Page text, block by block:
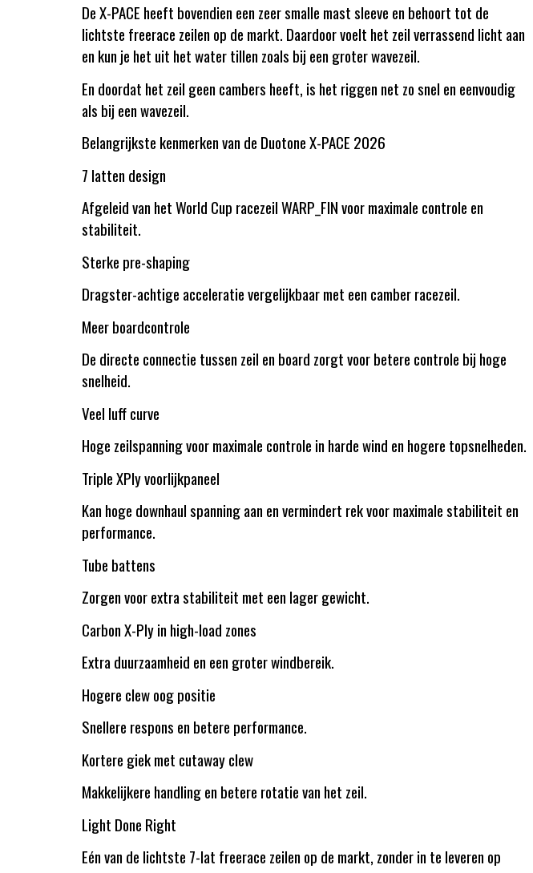
De X-PACE heeft bovendien een zeer smalle mast sleeve en behoort tot de
lichtste freerace zeilen op de markt. Daardoor voelt het zeil verrassend licht aan
en kun je het uit het water tillen zoals bij een groter wavezeil.
En doordat het zeil geen cambers heeft, is het riggen net zo snel en eenvoudig
als bij een wavezeil.
Belangrijkste kenmerken van de Duotone X-PACE 2026
7 latten design
Afgeleid van het World Cup racezeil WARP_FIN voor maximale controle en
stabiliteit.
Sterke pre-shaping
Dragster-achtige acceleratie vergelijkbaar met een camber racezeil.
Meer boardcontrole
De directe connectie tussen zeil en board zorgt voor betere controle bij hoge
snelheid.
Veel luff curve
Hoge zeilspanning voor maximale controle in harde wind en hogere topsnelheden.
Triple XPly voorlijkpaneel
Kan hoge downhaul spanning aan en vermindert rek voor maximale stabiliteit en
performance.
Tube battens
Zorgen voor extra stabiliteit met een lager gewicht.
Carbon X-Ply in high-load zones
Extra duurzaamheid en een groter windbereik.
Hogere clew oog positie
Snellere respons en betere performance.
Kortere giek met cutaway clew
Makkelijkere handling en betere rotatie van het zeil.
Light Done Right
Eén van de lichtste 7-lat freerace zeilen op de markt, zonder in te leveren op